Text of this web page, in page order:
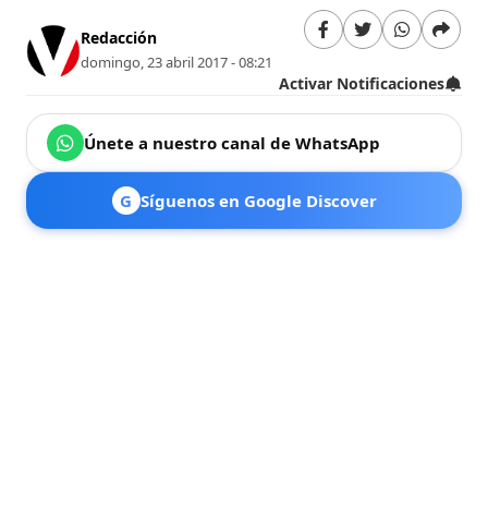
Redacción
domingo, 23 abril 2017 - 08:21
Activar Notificaciones
Únete a nuestro canal de WhatsApp
G Síguenos en Google Discover